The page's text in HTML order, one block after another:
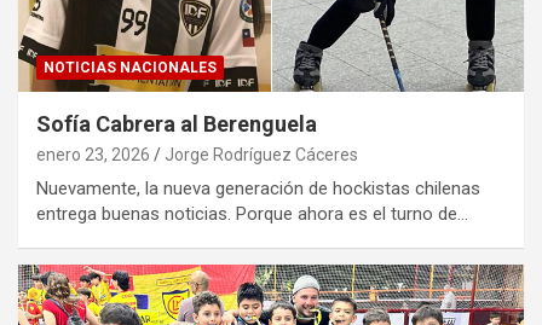
NOTICIAS NACIONALES
Sofía Cabrera al Berenguela
enero 23, 2026 Jorge Rodríguez Cáceres
Nuevamente, la nueva generación de hockistas chilenas
entrega buenas noticias. Porque ahora es el turno de…